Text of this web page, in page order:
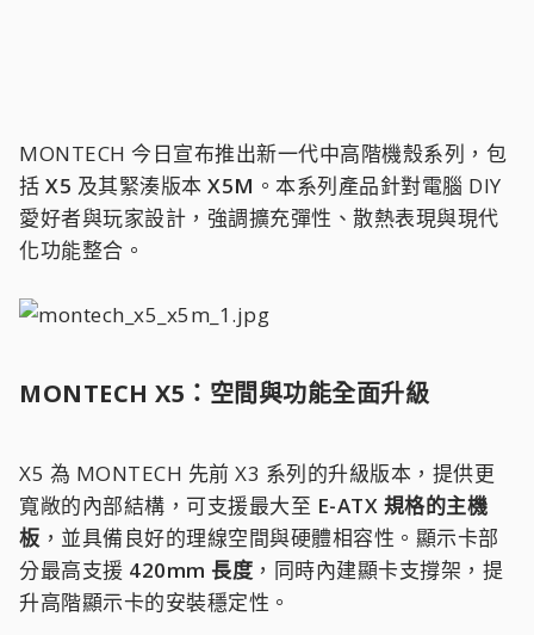
MONTECH 今日宣布推出新一代中高階機殼系列，包
括 X5 及其緊湊版本 X5M 。本系列產品針對電腦 DIY
愛好者與玩家設計，強調擴充彈性、散熱表現與現代
化功能整合。
MONTECH X5：空間與功能全面升級​
X5 為 MONTECH 先前 X3 系列的升級版本，提供更
寬敞的內部結構，可支援最大至 E-ATX 規格的主機
板 ，並具備良好的理線空間與硬體相容性。顯示卡部
分最高支援 420mm 長度 ，同時內建顯卡支撐架，提
升高階顯示卡的安裝穩定性。